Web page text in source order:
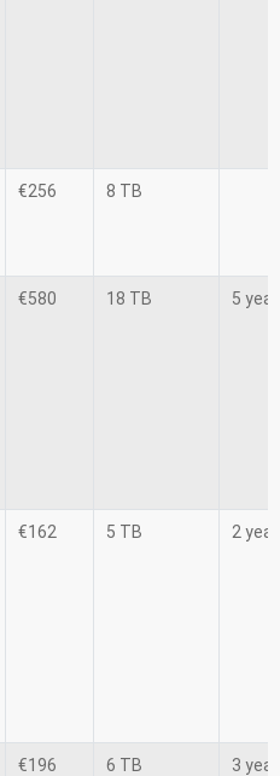
€256 8 TB
€580 18 TB 5
€162 5 TB 2
€196 6 TB 3